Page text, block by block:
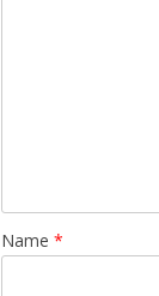
Name *